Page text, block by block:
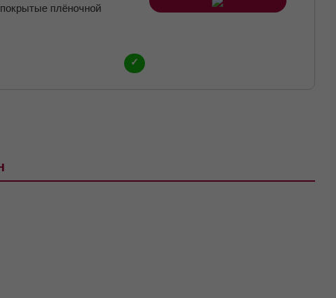
плёночной
✓